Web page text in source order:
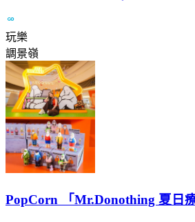
玩樂
調景嶺
PopCorn 「Mr.Donothing 夏日